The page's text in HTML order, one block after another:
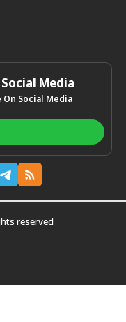
Media
On Social Media
reserved